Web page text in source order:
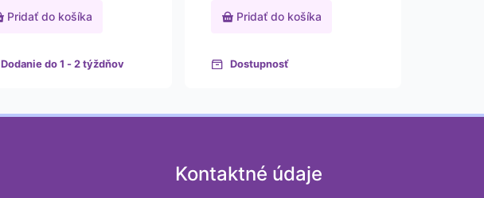
Pridať do košíka
Dodanie do 1 - 2 týždňov
Pridať do košíka
Dostupnosť
Kontaktné údaje